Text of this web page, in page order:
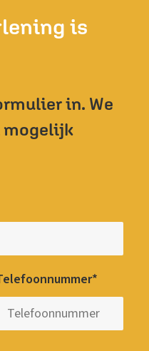
is
in. We
mogelijk